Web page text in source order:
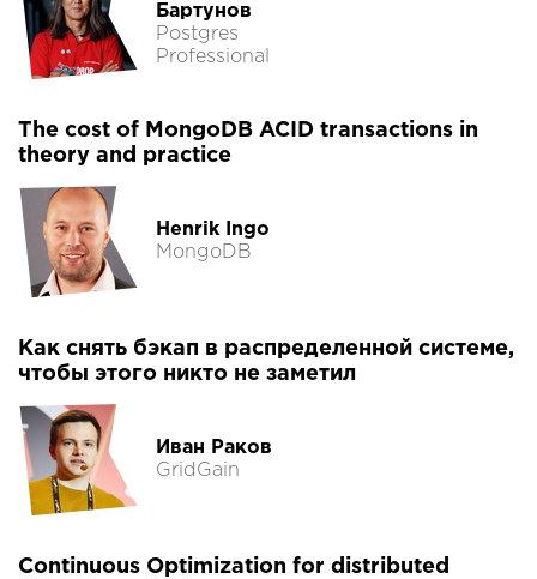
Бартунов
Postgres
Professional
The cost of MongoDB ACID transactions in
theory and practice
Henrik Ingo
MongoDB
Как снять бэкап в распределенной системе,
чтобы этого никто не заметил
Иван Раков
GridGain
Continuous Optimization for distributed